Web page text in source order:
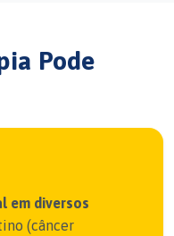
Pode
em diversos
(câncer